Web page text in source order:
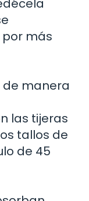
más
manera
las tijeras
tallos de
de 45